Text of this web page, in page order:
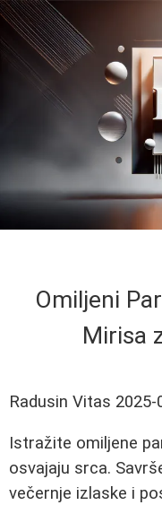
Omiljeni
Mirisa
Radusin Vitas 2025-
Istražite omiljene
osvajaju srca.
večernje izlaske i